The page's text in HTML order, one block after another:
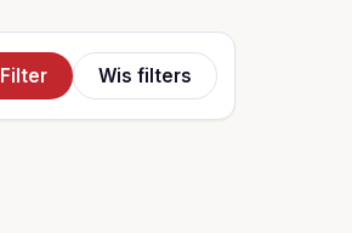
Filter Wis filters